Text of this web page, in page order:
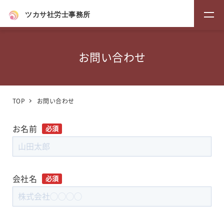
ツカサ社労士事務所
お問い合わせ
TOP お問い合わせ
お名前 必須
会社名 必須